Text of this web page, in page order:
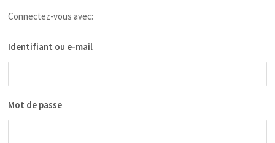
Connectez-vous avec:
Identifiant ou e-mail
Mot de passe